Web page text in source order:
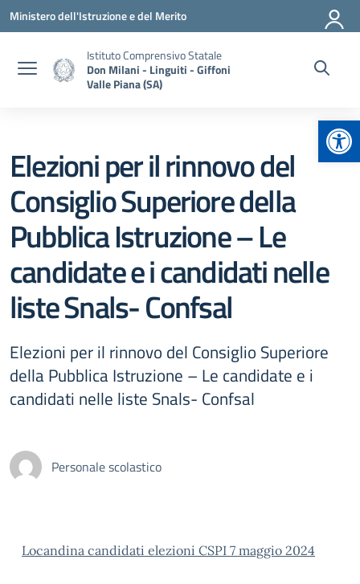
Vai ai contenuti
Vai al menu di navigazione
Vai al footer
Ministero dell'Istruzione e del Merito
Istituto Comprensivo Statale
Don Milani - Linguiti - Giffoni
Valle Piana (SA)
Elezioni per il rinnovo del
Consiglio Superiore della
Pubblica Istruzione – Le
candidate e i candidati nelle
liste Snals- Confsal
Elezioni per il rinnovo del Consiglio Superiore
della Pubblica Istruzione – Le candidate e i
candidati nelle liste Snals- Confsal
Personale scolastico
Locandina candidati elezioni CSPI 7 maggio 2024